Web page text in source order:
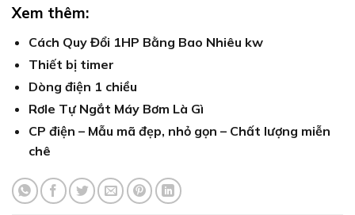
Xem thêm:
Cách Quy Đổi 1HP Bằng Bao Nhiêu kw
Thiết bị timer
Dòng điện 1 chiều
Rơle Tự Ngắt Máy Bơm Là Gì
CP điện – Mẫu mã đẹp, nhỏ gọn – Chất lượng miễn
chê